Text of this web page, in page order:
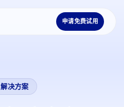
申请免费试用
解决方案